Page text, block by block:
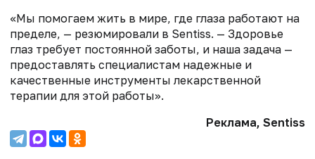
«Мы помогаем жить в мире, где глаза работают на
пределе, — резюмировали в Sentiss. — Здоровье
глаз требует постоянной заботы, и наша задача —
предоставлять специалистам надежные и
качественные инструменты лекарственной
терапии для этой работы».
Реклама, Sentiss